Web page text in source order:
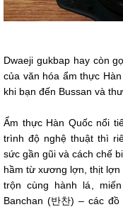
Dwaeji gukbap hay còn
của văn hóa ẩm thực
khi bạn đến Bussan và
Ẩm thực Hàn Quốc nổi
trình độ nghệ thuật thì
sức gần gũi và cách chế
hầm từ xương lợn, thịt
trộn cùng hành lá,
Banchan (반찬) – các